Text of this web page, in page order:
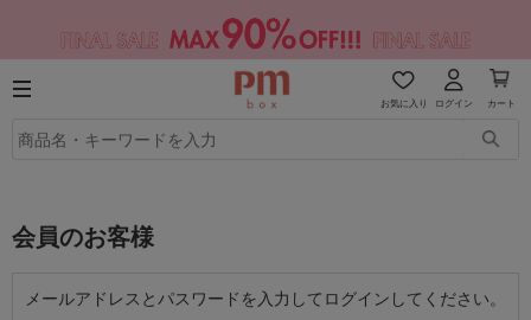
お気に入り ログイン カート
会員のお客様
メールアドレスとパスワードを入力してログインしてください。